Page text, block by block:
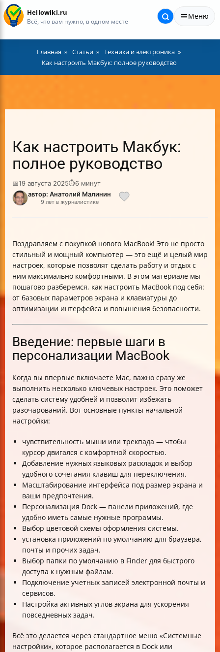
Hellowiki.ru
Всё, что вам нужно, в одном месте
Меню
Главная Статьи
Техника и электроника
Как настроить Макбук: полное руководство
Как настроить Макбук:
полное руководство
📅19 августа 2025⏱6 минут
автор: Анатолий Малинин
9 лет в журналистике
Поздравляем с покупкой нового MacBook! Это не просто
стильный и мощный компьютер — это ещё и целый мир
настроек, которые позволят сделать работу и отдых с
ним максимально комфортными. В этом материале мы
пошагово разберемся, как настроить MacBook под себя:
от базовых параметров экрана и клавиатуры до
оптимизации интерфейса и повышения безопасности.
Введение: первые шаги в
персонализации MacBook
Когда вы впервые включаете Mac, важно сразу же
выполнить несколько ключевых настроек. Это поможет
сделать систему удобней и позволит избежать
разочарований. Вот основные пункты начальной
настройки:
чувствительность мыши или трекпада — чтобы
курсор двигался с комфортной скоростью.
Добавление нужных языковых раскладок и выбор
удобного сочетания клавиш для переключения.
Масштабирование интерфейса под размер экрана и
ваши предпочтения.
Персонализация Dock — панели приложений, где
удобно иметь самые нужные программы.
Выбор цветовой схемы оформления системы.
установка приложений по умолчанию для браузера,
почты и прочих задач.
Выбор папки по умолчанию в Finder для быстрого
доступа к нужным файлам.
Подключение учетных записей электронной почты и
сервисов.
Настройка активных углов экрана для ускорения
повседневных задач.
Всё это делается через стандартное меню «Системные
настройки», которое располагается в Dock или